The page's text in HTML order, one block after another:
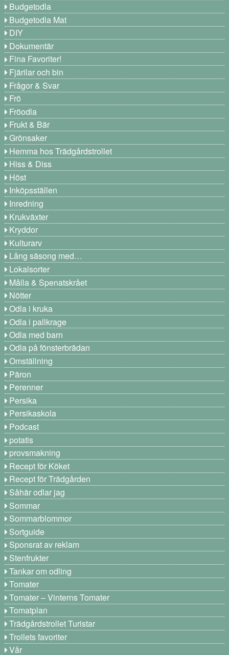
Budgetodla
Budgetodla Mat
DIY
Dokumentär
Fina Favoriter!
Fjärilar och bin
Frågor & Svar
Frö
Fröodla
Frukt & Bär
Grönsaker
Hemma hos Trädgårdstrollet
Hiss & Diss
Höst
Inköpsställen
Inredning
Krukväxter
Kryddor
Kulturarv
Lång säsong med…
Lokalsorter
Målla & Spenatskrået
Nötter
Odla i kruka
Odla i pallkrage
Odla med barn
Odla på fönsterbrädan
Omställning
Päron
Perenner
Persika
Persikaskola
Podcast
potatis
provsmakning
Recept för Köket
Recept för Trädgården
Såhär odlar jag
Sommar
Sommarblommor
Sortguide
Sponsrat av reklam
Stenfrukter
Tankar om odling
Tomater
Tomater – Vinterns Tomater
Tomatplan
Trädgårdstrollet Turistar
Trollets favoriter
Vår